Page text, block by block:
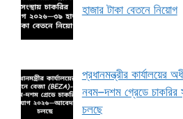
হাজার টাকা বেতনে নিয়োগ
প্রধানমন্ত্রীর
নবম–দশম গ্রেডে
চলছে